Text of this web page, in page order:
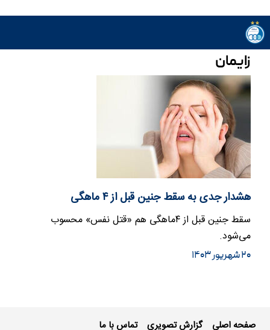
زایمان
هشدار جدی به سقط جنین قبل از ۴ ماهگی
سقط جنین قبل از ۴ماهگی هم «قتل نفس» محسوب
می‌شود.
۲۰ شهریور ۱۴۰۳
صفحه اصلی
گزارش تصویری
تماس با ما